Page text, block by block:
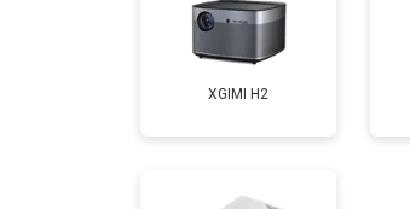
Ремонт блока питания
XGIMI H2